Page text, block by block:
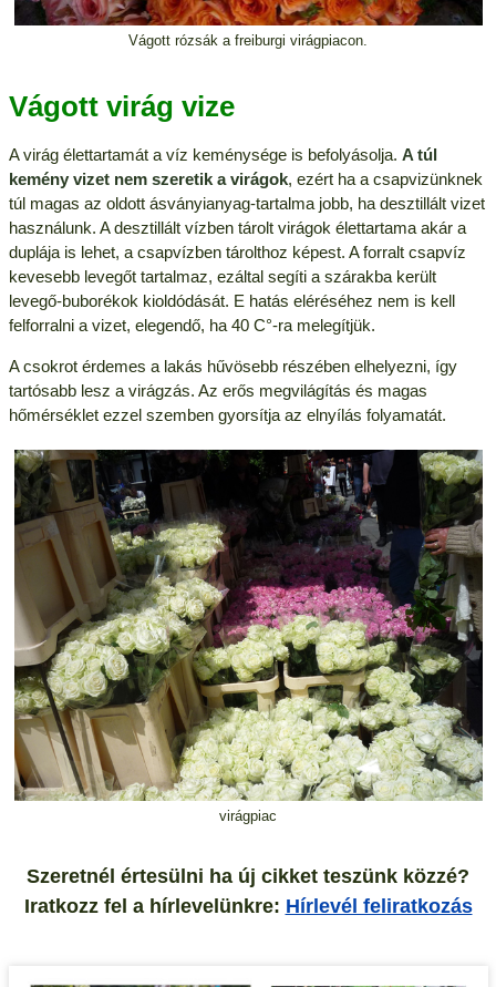
Vágott rózsák a freiburgi virágpiacon.
Vágott virág vize
A virág élettartamát a víz keménysége is befolyásolja. A túl
kemény vizet nem szeretik a virágok, ezért ha a csapvizünknek
túl magas az oldott ásványianyag-tartalma jobb, ha desztillált vizet
használunk. A desztillált vízben tárolt virágok élettartama akár a
duplája is lehet, a csapvízben tárolthoz képest. A forralt csapvíz
kevesebb levegőt tartalmaz, ezáltal segíti a szárakba került
levegő-buborékok kioldódását. E hatás eléréséhez nem is kell
felforralni a vizet, elegendő, ha 40 C°-ra melegítjük.
A csokrot érdemes a lakás hűvösebb részében elhelyezni, így
tartósabb lesz a virágzás. Az erős megvilágítás és magas
hőmérséklet ezzel szemben gyorsítja az elnyílás folyamatát.
virágpiac
Szeretnél értesülni ha új cikket teszünk közzé?
Iratkozz fel a hírlevelünkre: Hírlevél feliratkozás